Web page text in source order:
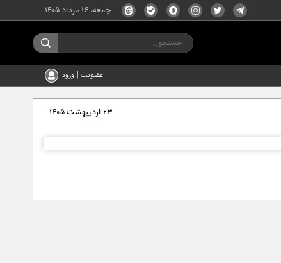
جمعه، ۱۶ مرداد ۱۴۰۵
عضویت | ورود
۲۳ اردیبهشت ۱۴۰۵